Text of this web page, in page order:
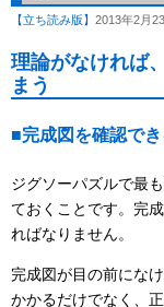
【立ち読み版】 2013年2月
理論がなければ
まう
■完成図を確認で
ジグソーパズルで最
ておくことです。完
ればなりません。
完成図が目の前にな
かかるだけでなく、